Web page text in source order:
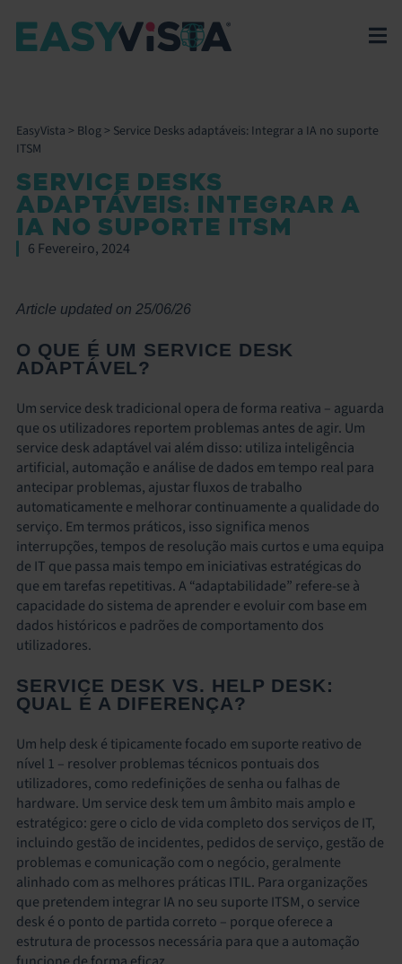
EasyVista > Blog> Service Desks adaptáveis: Integrar a IA no suporte
ITSM
SERVICE DESKS
ADAPTÁVEIS: INTEGRAR A
IA NO SUPORTE ITSM
6 Fevereiro, 2024
Article updated on 25/06/26
O QUE É UM SERVICE DESK
ADAPTÁVEL?
Um service desk tradicional opera de forma reativa – aguarda
que os utilizadores reportem problemas antes de agir. Um
service desk adaptável vai além disso: utiliza inteligência
artificial, automação e análise de dados em tempo real para
antecipar problemas, ajustar fluxos de trabalho
automaticamente e melhorar continuamente a qualidade do
serviço. Em termos práticos, isso significa menos
interrupções, tempos de resolução mais curtos e uma equipa
de IT que passa mais tempo em iniciativas estratégicas do
que em tarefas repetitivas. A “adaptabilidade” refere-se à
capacidade do sistema de aprender e evoluir com base em
dados históricos e padrões de comportamento dos
utilizadores.
SERVICE DESK VS. HELP DESK:
QUAL É A DIFERENÇA?
Um help desk é tipicamente focado em suporte reativo de
nível 1 – resolver problemas técnicos pontuais dos
utilizadores, como redefinições de senha ou falhas de
hardware. Um service desk tem um âmbito mais amplo e
estratégico: gere o ciclo de vida completo dos serviços de IT,
incluindo gestão de incidentes, pedidos de serviço, gestão de
problemas e comunicação com o negócio, geralmente
alinhado com as melhores práticas ITIL. Para organizações
que pretendem integrar IA no seu suporte ITSM, o service
desk é o ponto de partida correto – porque oferece a
estrutura de processos necessária para que a automação